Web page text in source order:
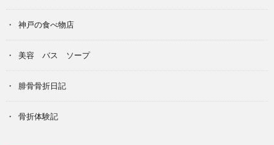
神戸の食べ物店
美容 バス ソープ
腓骨骨折日記
骨折体験記